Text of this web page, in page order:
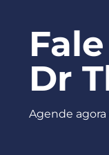
Dr
Agende